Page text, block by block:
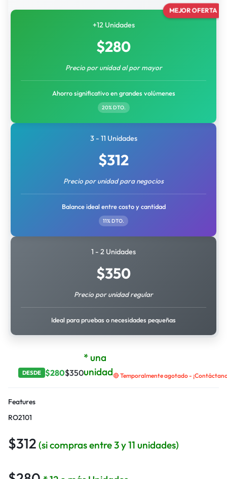
MEJOR OFERTA
+12 Unidades
$280
Precio por unidad al por mayor
Ahorro significativo en grandes volúmenes
20% DTO.
3 - 11 Unidades
$312
Precio por unidad para negocios
Balance ideal entre costo y cantidad
11% DTO.
1 - 2 Unidades
$350
Precio por unidad regular
Ideal para pruebas o necesidades pequeñas
DESDE $280$350
* una
unidad🔴 Temporalmente agotado -
Features
RO2101
$312 (si compras entre 3 y 11 unidades)